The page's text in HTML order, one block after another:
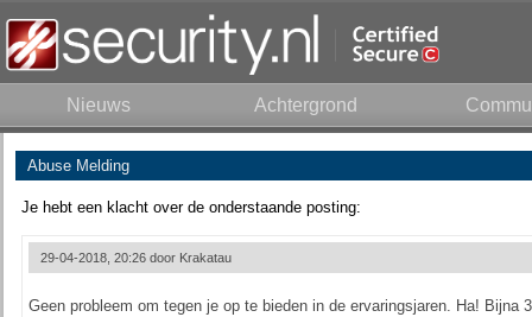
Nieuws Achtergrond
Abuse Melding
Je hebt een klacht over de onderstaande posting:
29-04-2018, 20:26 door Krakatau
Geen probleem om tegen je op te bieden in de ervaringsjaren. Ha! Bijna